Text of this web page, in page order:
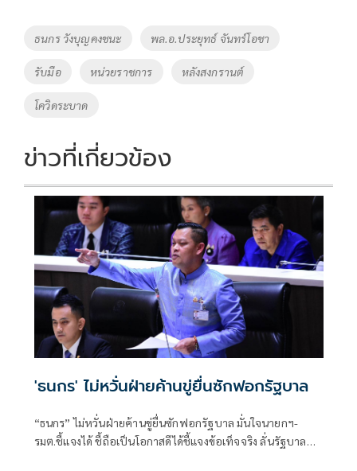
b
o
o
k
er y
Li
k
Tags
ธนกร วังบุญคงชนะ พล.อ.ประยุทธ์ จันทร์โอชา
รับมือ หน่วยราชการ หลังสงกรานต์
โควิดระบาด
ข่าวที่เกี่ยวข้อง
'ธนกร' ไม่หวั่นฝ่ายค้านขู่ยื่นซักฟอกรัฐบาล
“ธนกร” ไม่หวั่นฝ่ายค้านขู่ยื่นซักฟอกรัฐบาล มั่นใจนายกฯ-
รมต.ชี้แจงได้ ชี้ถือเป็นโอกาสดีได้ชี้แจงข้อเท็จจริง ลั่นรัฐบาล